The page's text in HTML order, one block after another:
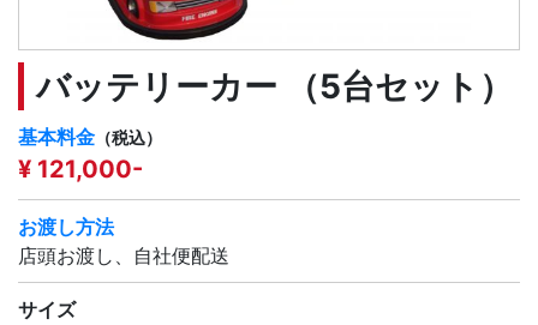
バッテリーカー （5台セット）
基本料金 （税込）
¥ 121,000-
お渡し方法
店頭お渡し、自社便配送
サイズ